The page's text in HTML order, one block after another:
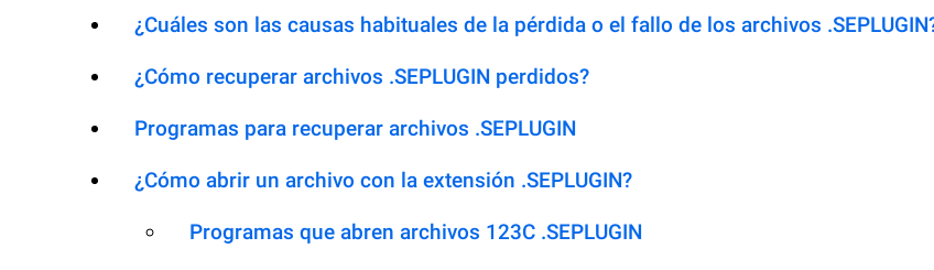
¿Cuáles son las causas habituales de la pérdida o el fallo de los archivos
¿Cómo recuperar archivos .SEPLUGIN perdidos?
Programas para recuperar archivos .SEPLUGIN
¿Cómo abrir un archivo con la extensión .SEPLUGIN?
Programas que abren archivos 123C .SEPLUGIN